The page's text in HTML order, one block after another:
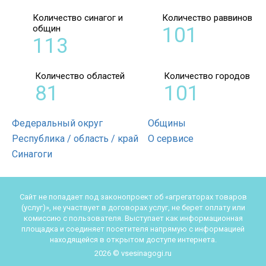
Федеральный округ
Республика / область / край
Синагоги
Общины
О сервисе
Количество синагог и
общин
113
Количество раввинов
101
Количество областей
81
Количество городов
101
Сайт не попадает под законопроект об «агрегаторах товаров
(услуг)», не участвует в договорах услуг, не берет оплату или
комиссию с пользователя. Выступает как информационная
площадка и соединяет посетителя напрямую с информацией
находящейся в открытом доступе интернета.
2026 © vsesinagogi.ru